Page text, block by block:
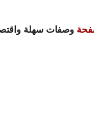
وصفات سهلة